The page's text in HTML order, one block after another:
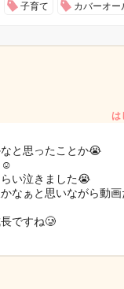
子育て カバーオー
は
と思ったことか😭
☺️
い泣きました😭
なぁと思いながら動画
ですね🥲